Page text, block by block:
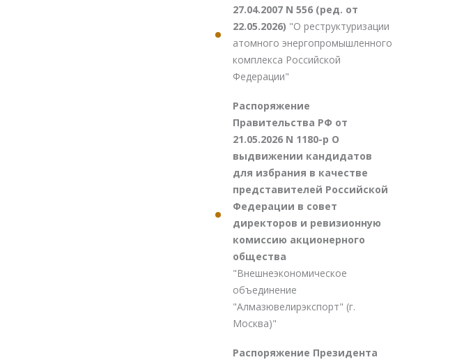
27.04.2007 N 556 (ред. от
22.05.2026) "О реструктуризации
атомного энергопромышленного
комплекса Российской
Федерации"
Распоряжение
Правительства РФ от
21.05.2026 N 1180-р О
выдвижении кандидатов
для избрания в качестве
представителей Российской
Федерации в совет
директоров и ревизионную
комиссию акционерного
общества
"Внешнеэкономическое
объединение
"Алмазювелирэкспорт" (г.
Москва)"
Распоряжение Президента